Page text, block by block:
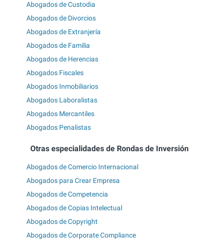
Abogados de Custodia
Abogados de Divorcios
Abogados de Extranjería
Abogados de Familia
Abogados de Herencias
Abogados Fiscales
Abogados Inmobiliarios
Abogados Laboralistas
Abogados Mercantiles
Abogados Penalistas
Otras especialidades de Rondas de Inversión
Abogados de Comercio Internacional
Abogados para Crear Empresa
Abogados de Competencia
Abogados de Copias Intelectual
Abogados de Copyright
Abogados de Corporate Compliance